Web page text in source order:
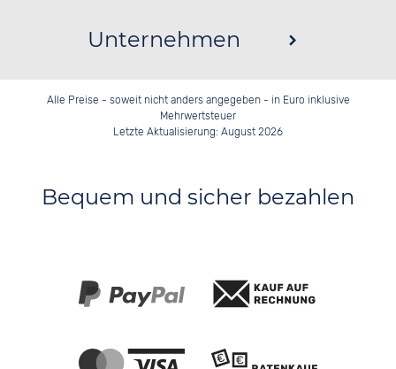
Unternehmen
Alle Preise - soweit nicht anders angegeben - in Euro inklusive
Mehrwertsteuer
Letzte Aktualisierung: August 2026
Bequem und sicher bezahlen